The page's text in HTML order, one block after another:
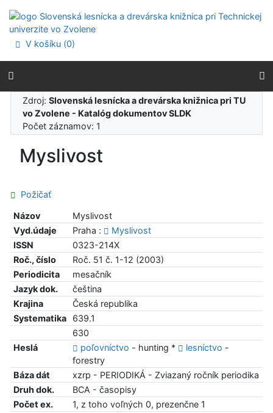
Prejsť na menu
Prehlásenie o webovej prístupnosti
V košíku (0)
Zdroj:Slovenská lesnícka a drevárska knižnica pri TU
vo Zvolene - Katalóg dokumentov SLDK
Počet záznamov: 1
Myslivost
Požičať
Názov
Myslivost
Vyd.údaje
Praha :
Myslivost
ISSN
0323-214X
Roč., číslo
Roč. 51 č. 1-12 (2003)
Periodicita
mesačník
Jazyk dok.
čeština
Krajina
Česká republika
Systematika
639.1
630
Heslá
poľovníctvo - hunting * lesníctvo -
forestry
Báza dát
xzrp - PERIODIKÁ - Zviazaný ročník periodika
Druh dok.
BCA - časopisy
Počet ex.
1, z toho voľných 0, prezenčne 1